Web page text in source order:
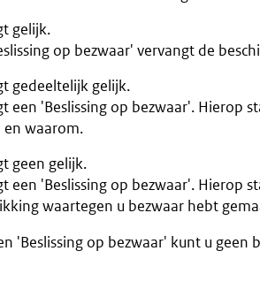
gelijk.
op bezwaar' vervangt de
gedeeltelijk gelijk.
een 'Beslissing op bezwaar'. Hierop
en waarom.
geen gelijk.
een 'Beslissing op bezwaar'. Hierop
waartegen u bezwaar hebt
'Beslissing op bezwaar' kunt u geen